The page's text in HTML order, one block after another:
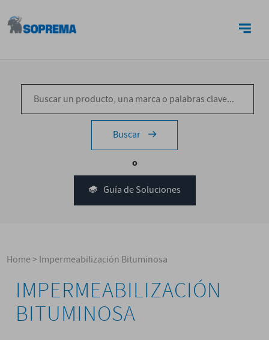
Buscar
o
Guía de Soluciones
Home>Impermeabilización Bituminosa
IMPERMEABILIZACIÓN
BITUMINOSA